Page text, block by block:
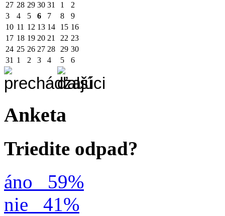
27 28 29 30 31 1
2
3
4 5 6 7 8
9
10 11 12 13 14 15 16
17 18 19 20 21 22 23
24 25 26 27 28 29 30
31 1 2 3 4 5 6
Anketa
Triedite odpad?
áno
59%
nie
41%